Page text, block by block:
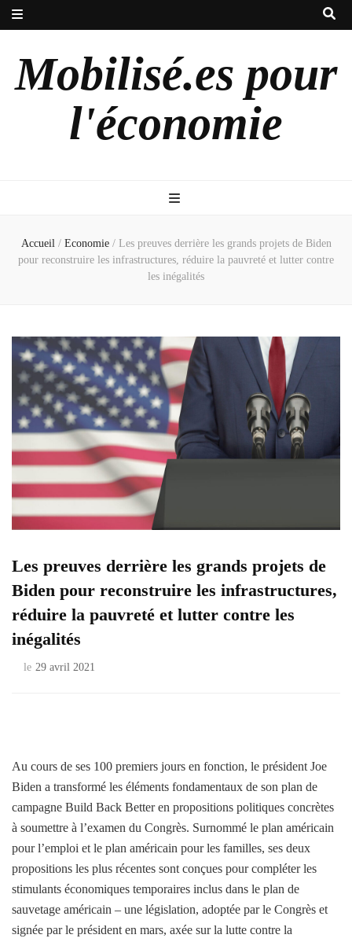
Mobilisé.es pour
l'économie
Accueil / Economie / Les preuves derrière les grands projets de Biden
pour reconstruire les infrastructures, réduire la pauvreté et lutter contre
les inégalités
Les preuves derrière les grands projets de
Biden pour reconstruire les infrastructures,
réduire la pauvreté et lutter contre les
inégalités
le 29 avril 2021
Au cours de ses 100 premiers jours en fonction, le président Joe
Biden a transformé les éléments fondamentaux de son plan de
campagne Build Back Better en propositions politiques concrètes
à soumettre à l’examen du Congrès. Surnommé le plan américain
pour l’emploi et le plan américain pour les familles, ses deux
propositions les plus récentes sont conçues pour compléter les
stimulants économiques temporaires inclus dans le plan de
sauvetage américain – une législation, adoptée par le Congrès et
signée par le président en mars, axée sur la lutte contre la